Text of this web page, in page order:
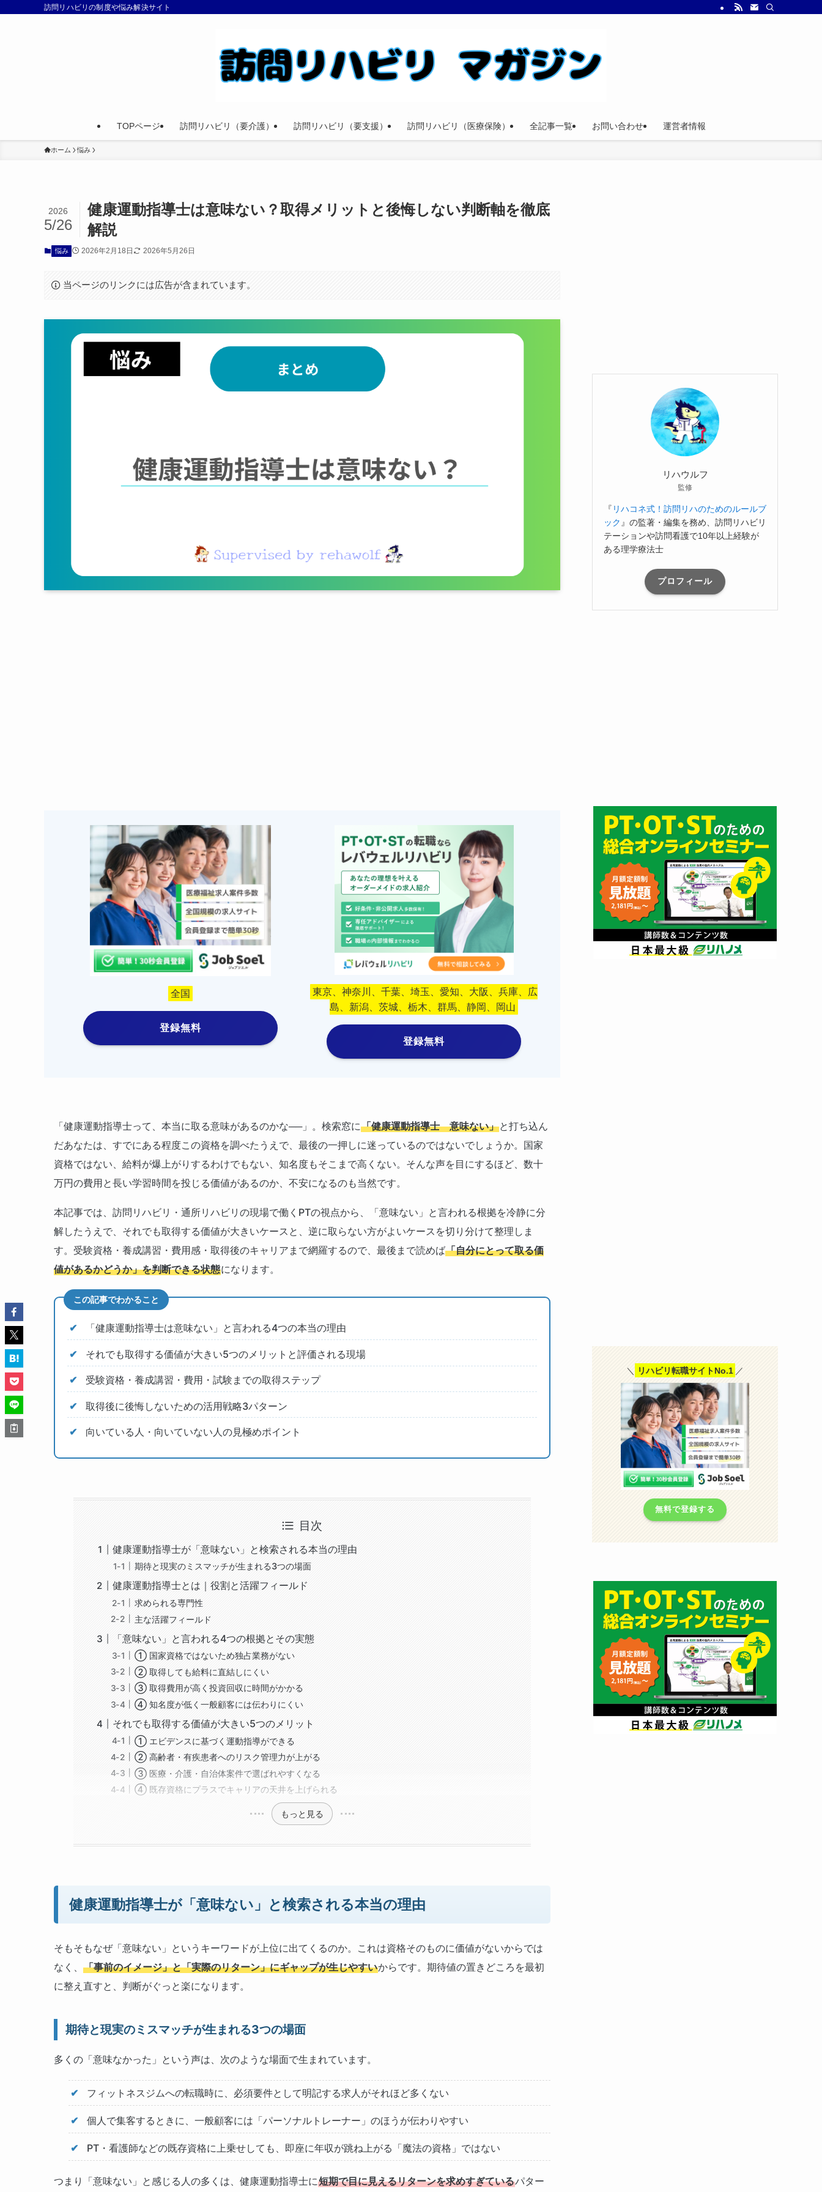
訪問リハビリの制度や悩み解決サイト
TOPページ 訪問リハビリ（要介護） 訪問リハビリ（要支援） 訪問リハビリ（医療保険） 全記事一覧 お問い合わせ 運営者情報
ホーム 悩み
健康運動指導士は意味ない？取得メリットと後悔しない判断軸を徹底
解説
2026
5/26
悩み 2026年2月18日 2026年5月26日
当ページのリンクには広告が含まれています。
全国
登録無料
東京、神奈川、千葉、埼玉、愛知、大阪、兵庫、広
島、新潟、茨城、栃木、群馬、静岡、岡山
登録無料
「健康運動指導士って、本当に取る意味があるのかな──」。検索窓に「健康運動指導士 意味ない」と打ち込ん
だあなたは、すでにある程度この資格を調べたうえで、最後の一押しに迷っているのではないでしょうか。国家
資格ではない、給料が爆上がりするわけでもない、知名度もそこまで高くない。そんな声を目にするほど、数十
万円の費用と長い学習時間を投じる価値があるのか、不安になるのも当然です。
本記事では、訪問リハビリ・通所リハビリの現場で働くPTの視点から、「意味ない」と言われる根拠を冷静に分
解したうえで、それでも取得する価値が大きいケースと、逆に取らない方がよいケースを切り分けて整理しま
す。受験資格・養成講習・費用感・取得後のキャリアまで網羅するので、最後まで読めば「自分にとって取る価
値があるかどうか」を判断できる状態になります。
この記事でわかること
「健康運動指導士は意味ない」と言われる4つの本当の理由
それでも取得する価値が大きい5つのメリットと評価される現場
受験資格・養成講習・費用・試験までの取得ステップ
取得後に後悔しないための活用戦略3パターン
向いている人・向いていない人の見極めポイント
目次
健康運動指導士が「意味ない」と検索される本当の理由
期待と現実のミスマッチが生まれる3つの場面
健康運動指導士とは｜役割と活躍フィールド
求められる専門性
主な活躍フィールド
「意味ない」と言われる4つの根拠とその実態
① 国家資格ではないため独占業務がない
② 取得しても給料に直結しにくい
③ 取得費用が高く投資回収に時間がかかる
④ 知名度が低く一般顧客には伝わりにくい
それでも取得する価値が大きい5つのメリット
① エビデンスに基づく運動指導ができる
② 高齢者・有疾患者へのリスク管理力が上がる
③ 医療・介護・自治体案件で選ばれやすくなる
④ 既存資格にプラスでキャリアの天井を上げられる
もっと見る
健康運動指導士が「意味ない」と検索される本当の理由
そもそもなぜ「意味ない」というキーワードが上位に出てくるのか。これは資格そのものに価値がないからでは
なく、 「事前のイメージ」と「実際のリターン」にギャップが生じやすいからです。期待値の置きどころを最初
に整え直すと、判断がぐっと楽になります。
期待と現実のミスマッチが生まれる3つの場面
多くの「意味なかった」という声は、次のような場面で生まれています。
フィットネスジムへの転職時に、必須要件として明記する求人がそれほど多くない
個人で集客するときに、一般顧客には「パーソナルトレーナー」のほうが伝わりやすい
PT・看護師などの既存資格に上乗せしても、即座に年収が跳ね上がる「魔法の資格」ではない
つまり「意味ない」と感じる人の多くは、健康運動指導士に短期で目に見えるリターンを求めすぎているパター
リハウルフ
監修
『 リハコネ式！訪問リハのためのルールブ
ック 』の監著・編集を務め、訪問リハビリ
テーションや訪問看護で10年以上経験が
ある理学療法士
プロフィール
＼ リハビリ転職サイトNo.1 ／
無料で登録する